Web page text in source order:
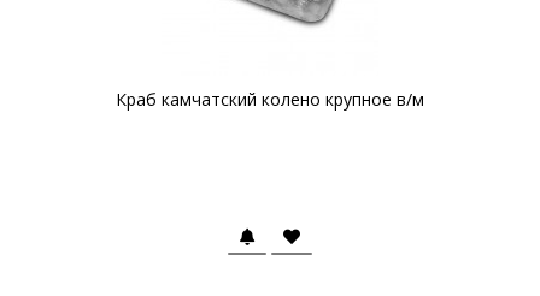
Краб камчатский колено крупное в/м